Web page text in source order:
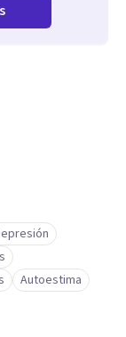
Autoestima